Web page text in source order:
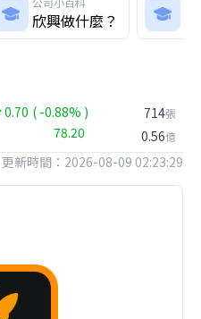
欣興做什麼？
0.70 ( -0.88% )
78.20
714張
0.56億
更新時間：2026-08-09 02:23:29